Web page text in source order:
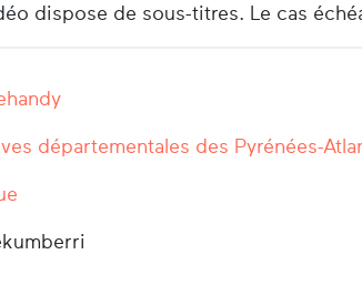
dispose de sous-titres. Le cas
départementales des Pyrénées-